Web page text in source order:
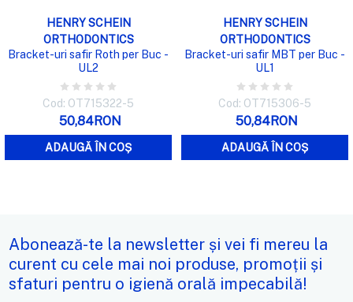
HENRY SCHEIN
ORTHODONTICS
Bracket-uri safir Roth per Buc -
UL2
Cod: OT715322-5
50,84RON
ADAUGĂ ÎN COȘ
HENRY SCHEIN
ORTHODONTICS
Bracket-uri safir MBT per Buc -
UL1
Cod: OT715306-5
50,84RON
ADAUGĂ ÎN COȘ
Abonează-te la newsletter și vei fi mereu la
curent cu cele mai noi produse, promoții și
sfaturi pentru o igienă orală impecabilă!